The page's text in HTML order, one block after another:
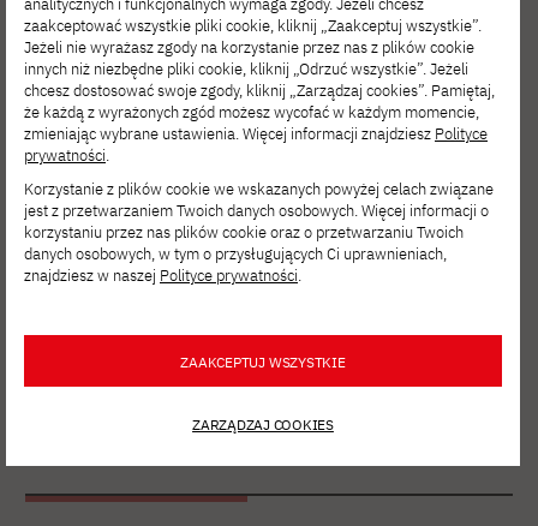
Etap III.
Kwalifikacja na
studia
Pełna rejestracjaorazzłożenie
zaakceptować wszystkie pliki cookie, kliknij „Zaakceptuj wszystkie”.
Jeżeli nie wyrażasz zgody na korzystanie przez nas z plików cookie
innych niż niezbędne pliki cookie, kliknij „Odrzuć wszystkie”. Jeżeli
chcesz dostosować swoje zgody, kliknij „Zarządzaj cookies”. Pamiętaj,
że każdą z wyrażonych zgód możesz wycofać w każdym momencie,
zmieniając wybrane ustawienia. Więcej informacji znajdziesz Polityce
prywatności.
Korzystanie z plików cookie we wskazanych powyżej celach związane
jest z przetwarzaniem Twoich danych osobowych. Więcej informacji o
korzystaniu przez nas plików cookie oraz o przetwarzaniu Twoich
danych osobowych, w tym o przysługujących Ci uprawnieniach,
znajdziesz w naszej Polityce prywatności.
ZAAKCEPTUJ WSZYSTKIE
ZARZĄDZAJ COOKIES